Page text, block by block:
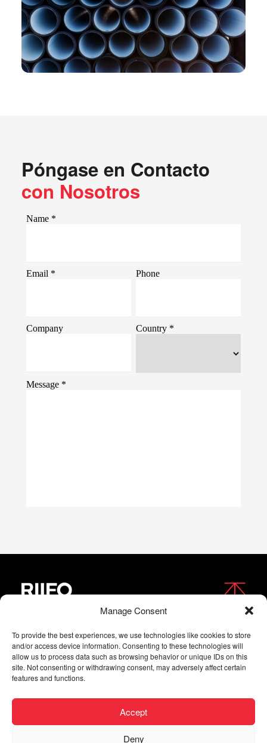
Manage Consent
To provide the best experiences, we use technologies like cookies to store
and/or access device information. Consenting to these technologies will
allow us to process data such as browsing behavior or unique IDs on this
site. Not consenting or withdrawing consent, may adversely affect certain
features and functions.
Accept
Deny
Póngase en Contacto
con Nosotros
FOLLOW US